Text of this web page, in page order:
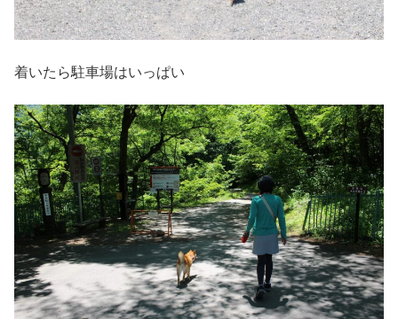
着いたら駐車場はいっぱい